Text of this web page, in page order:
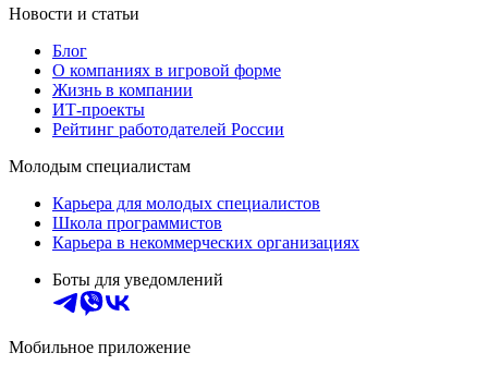
Новости и статьи
Блог
О компаниях в игровой форме
Жизнь в компании
ИТ-проекты
Рейтинг работодателей России
Молодым специалистам
Карьера для молодых специалистов
Школа программистов
Карьера в некоммерческих организациях
Боты для уведомлений
Мобильное приложение